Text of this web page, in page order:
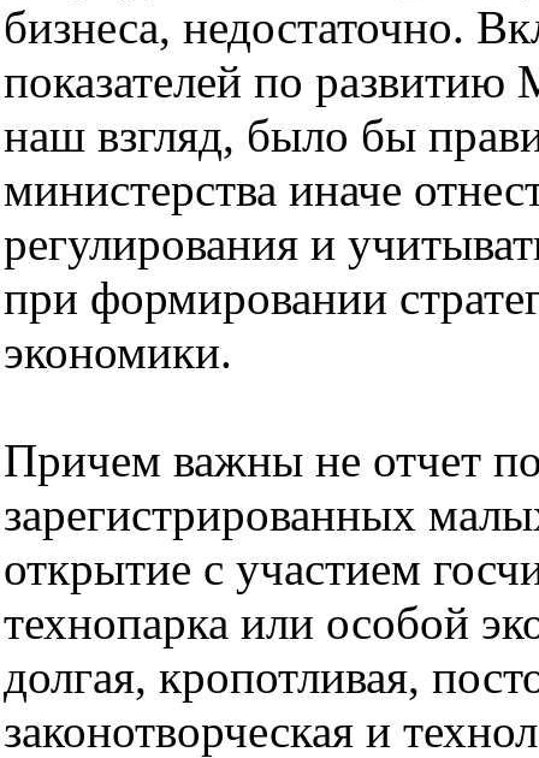
бизнеса, недостаточно.
показателей по
наш взгляд, было бы
министерства иначе
регулирования и
при формировании
экономики.
Причем важны не отчет
зарегистрированных
открытие с участием
технопарка или особой
долгая, кропотливая,
законотворческая и